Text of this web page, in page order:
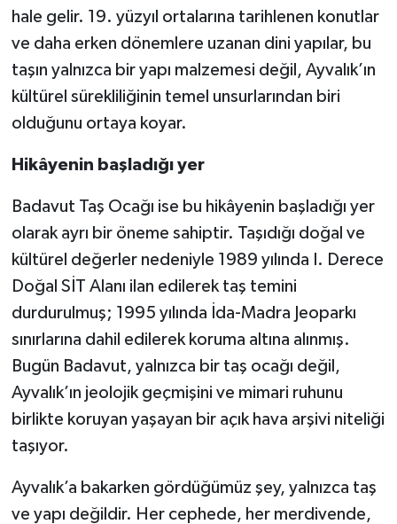
hale gelir. 19. yüzyıl ortalarına tarihlenen konutlar
ve daha erken dönemlere uzanan dini yapılar, bu
taşın yalnızca bir yapı malzemesi değil, Ayvalık’ın
kültürel sürekliliğinin temel unsurlarından biri
olduğunu ortaya koyar.
Hikâyenin başladığı yer
Badavut Taş Ocağı ise bu hikâyenin başladığı yer
olarak ayrı bir öneme sahiptir. Taşıdığı doğal ve
kültürel değerler nedeniyle 1989 yılında I. Derece
Doğal SİT Alanı ilan edilerek taş temini
durdurulmuş; 1995 yılında İda-Madra Jeoparkı
sınırlarına dahil edilerek koruma altına alınmış.
Bugün Badavut, yalnızca bir taş ocağı değil,
Ayvalık’ın jeolojik geçmişini ve mimari ruhunu
birlikte koruyan yaşayan bir açık hava arşivi niteliği
taşıyor.
Ayvalık’a bakarken gördüğümüz şey, yalnızca taş
ve yapı değildir. Her cephede, her merdivende,